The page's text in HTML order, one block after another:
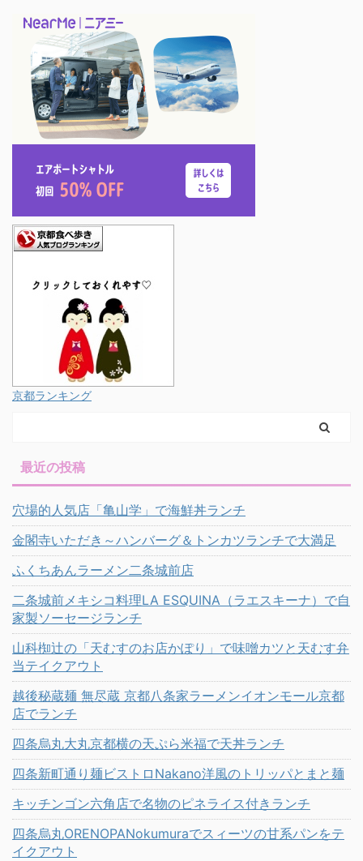
京都ランキング
最近の投稿
穴場的人気店「亀山学」で海鮮丼ランチ
金閣寺いただき～ハンバーグ＆トンカツランチで大満足
ふくちあんラーメン二条城前店
二条城前メキシコ料理LA ESQUINA（ラエスキーナ）で自
家製ソーセージランチ
山科椥辻の「天むすのお店かぽり」で味噌カツと天むす弁
当テイクアウト
越後秘蔵麺 無尽蔵 京都八条家ラーメンイオンモール京都
店でランチ
四条烏丸大丸京都横の天ぷら米福で天丼ランチ
四条新町通り麺ビストロNakano洋風のトリッパとまと麺
キッチンゴン六角店で名物のピネライス付きランチ
四条烏丸ORENOPANokumuraでスィーツの甘系パンをテ
イクアウト